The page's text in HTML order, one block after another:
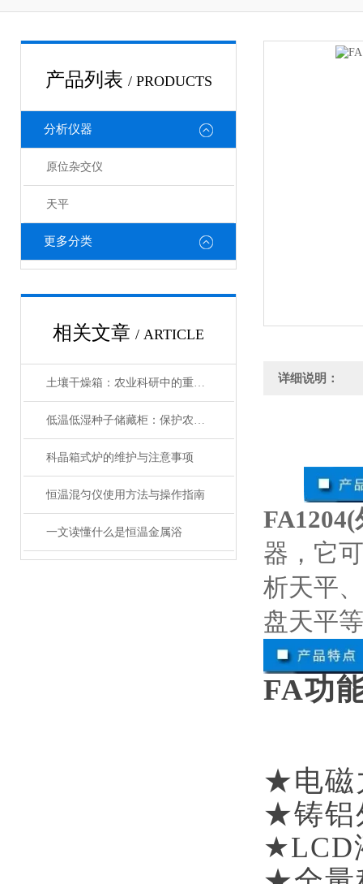
产品列表 / PRODUCTS
分析仪器
原位杂交仪
天平
更多分类
相关文章 / ARTICLE
土壤干燥箱：农业科研中的重要工具
低温低湿种子储藏柜：保护农业未来的关键设备
科晶箱式炉的维护与注意事项
恒温混匀仪使用方法与操作指南
一文读懂什么是恒温金属浴
详细说明：
器，它
析天平
盘天平
FA功
★电磁
★铸铝
★LCD